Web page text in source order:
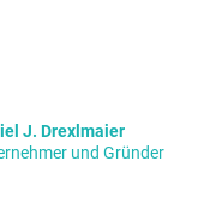
J. Drexlmaier
und Gründer